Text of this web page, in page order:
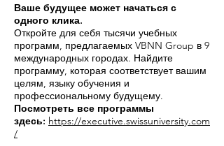
Ваше будущее может начаться с
одного клика.
Откройте для себя тысячи учебных
программ, предлагаемых VBNN Group в 9
международных городах. Найдите
программу, которая соответствует вашим
целям, языку обучения и
профессиональному будущему.
Посмотреть все программы
здесь: https://executive.swissuniversity.com
/